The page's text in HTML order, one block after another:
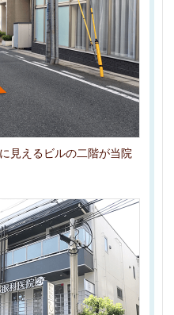
見えるビルの二階が当院